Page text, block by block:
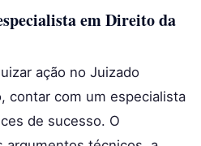
em Direito da
ação no Juizado
contar com um especialista
de sucesso. O